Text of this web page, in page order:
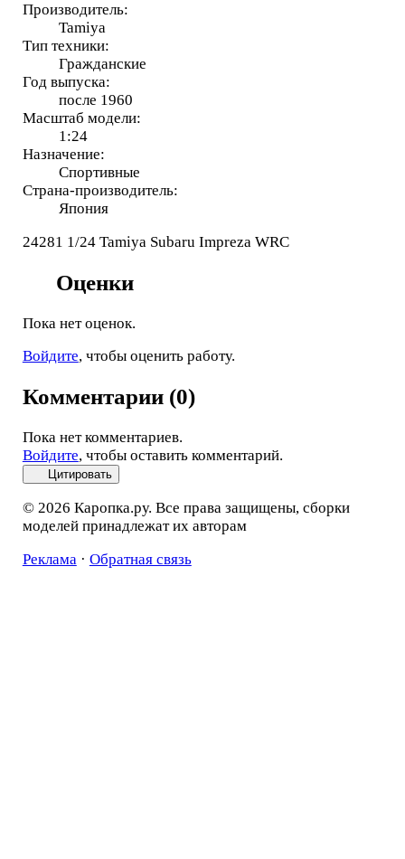
Производитель:
Tamiya
Тип техники:
Гражданские
Год выпуска:
после 1960
Масштаб модели:
1:24
Назначение:
Спортивные
Страна-производитель:
Япония
24281 1/24 Tamiya Subaru Impreza WRC
Оценки
Пока нет оценок.
Войдите, чтобы оценить работу.
Комментарии (0)
Пока нет комментариев.
Войдите, чтобы оставить комментарий.
Цитировать
© 2026 Каропка.ру. Все права защищены, сборки
моделей принадлежат их авторам
Реклама· Обратная связь